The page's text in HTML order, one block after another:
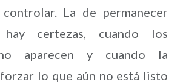
La de permanecer
certezas, cuando los
aparecen y cuando la
lo que aún no está listo